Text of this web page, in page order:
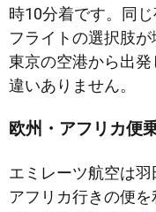
時10分着です。同
フライトの選択肢
東京の空港から出
違いありません。
欧州・アフリカ便
エミレーツ航空は
アフリカ行きの便